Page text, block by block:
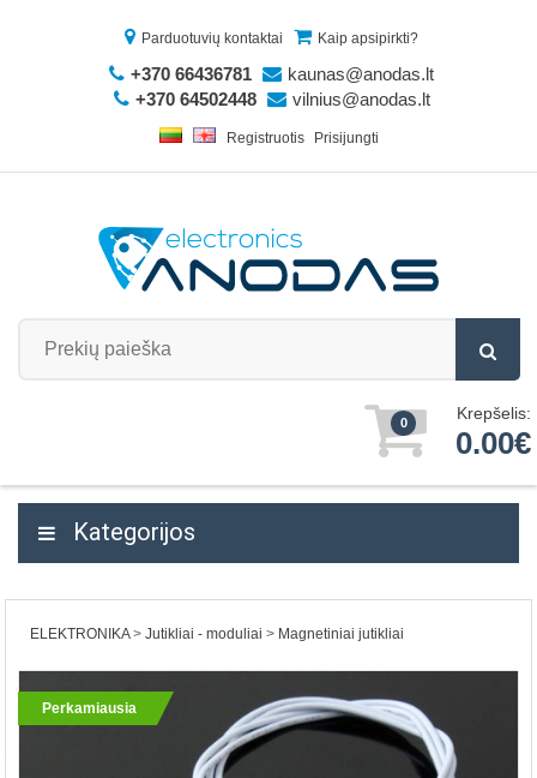
Parduotuvių kontaktai Kaip apsipirkti?
+370 66436781
kaunas@anodas.lt
+370 64502448
vilnius@anodas.lt
Registruotis Prisijungti
0 Krepšelis:
0.00€
Kategorijos
ELEKTRONIKA Jutikliai - moduliai Magnetiniai jutikliai
Perkamiausia